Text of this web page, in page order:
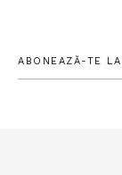
ABONEAZĂ-TE